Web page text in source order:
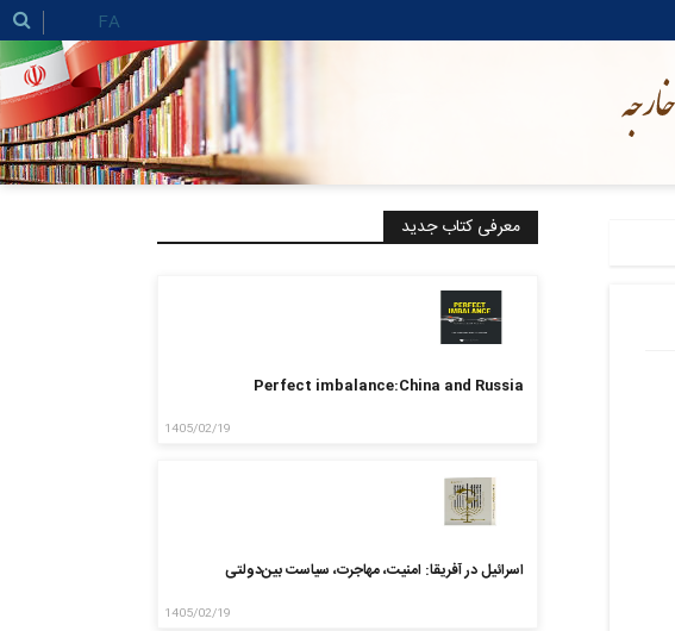
FA
معرفی کتاب جدید
Perfect imbalance:China and Russia
1405/02/19
اسرائیل در آفریقا: امنیت، مهاجرت، سیاست بین‌دولتی
1405/02/19